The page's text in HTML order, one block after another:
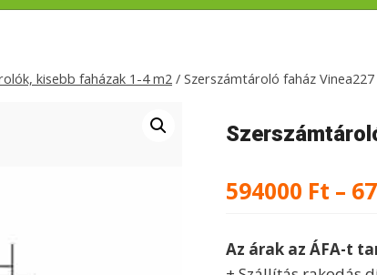
kisebb faházak 1-4 m2 / Szerszámtároló faház Vinea227
594000 Ft –
Az árak az ÁFA-t